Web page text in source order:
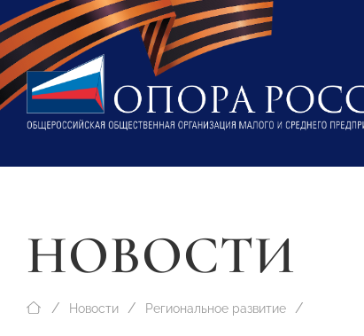
НОВОСТИ
Новости Региональное развитие